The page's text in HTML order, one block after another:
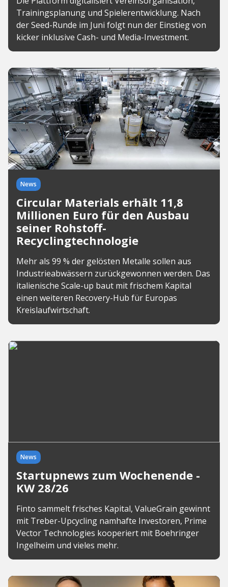
Trainingsplanung und Spielerentwicklung. Nach
der Seed-Runde im Juni folgt nun der Einstieg von
kicker inklusive Cash- und Media-Investment.
News
Circular Materials erhält 11,8
Millionen Euro für den Ausbau
seiner Rohstoff-
Recyclingtechnologie
Mehr als 99 % der gelösten Metalle sollen aus
Industrieabwässern zurückgewonnen werden. Das
italienische Scale-up baut mit frischem Kapital
einen weiteren Recovery-Hub für Europas
Kreislaufwirtschaft.
News
Startupnews zum Wochenende -
KW 28/26
Finto sammelt frisches Kapital, ValueGrain gewinnt
mit Treber-Upcycling namhafte Investoren, Prime
Vector Technologies kooperiert mit Boehringer
Ingelheim und vieles mehr.